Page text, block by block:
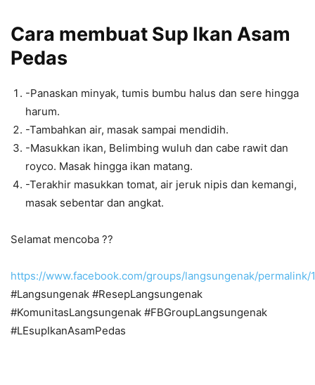
Cara membuat Sup Ikan Asam
Pedas
-Panaskan minyak, tumis bumbu halus dan sere hingga
harum.
-Tambahkan air, masak sampai mendidih.
-Masukkan ikan, Belimbing wuluh dan cabe rawit dan
royco. Masak hingga ikan matang.
-Terakhir masukkan tomat, air jeruk nipis dan kemangi,
masak sebentar dan angkat.
Selamat mencoba ??
https://www.facebook.com/groups/langsungenak/permalink/
#Langsungenak #ResepLangsungenak
#KomunitasLangsungenak #FBGroupLangsungenak
#LEsupIkanAsamPedas